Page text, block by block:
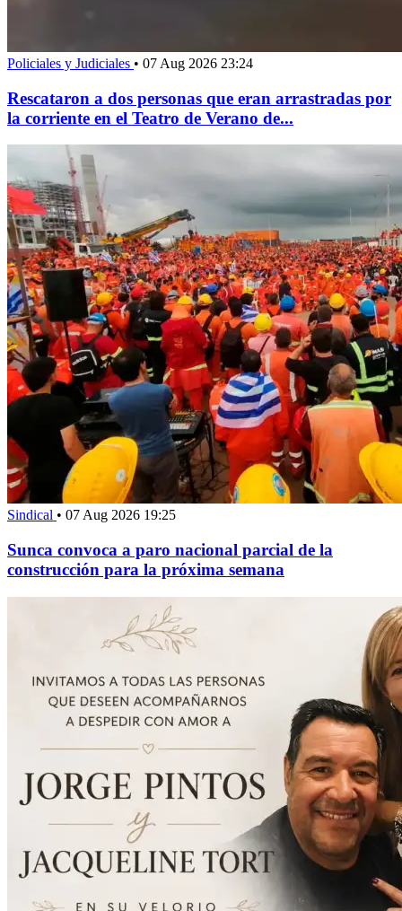
Policiales y Judiciales • 07 Aug 2026 23:24
Rescataron a dos personas que eran arrastradas por
la corriente en el Teatro de Verano de...
Sindical • 07 Aug 2026 19:25
Sunca convoca a paro nacional parcial de la
construcción para la próxima semana